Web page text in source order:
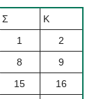
Σ
Κ
1
2
8
9
15
16